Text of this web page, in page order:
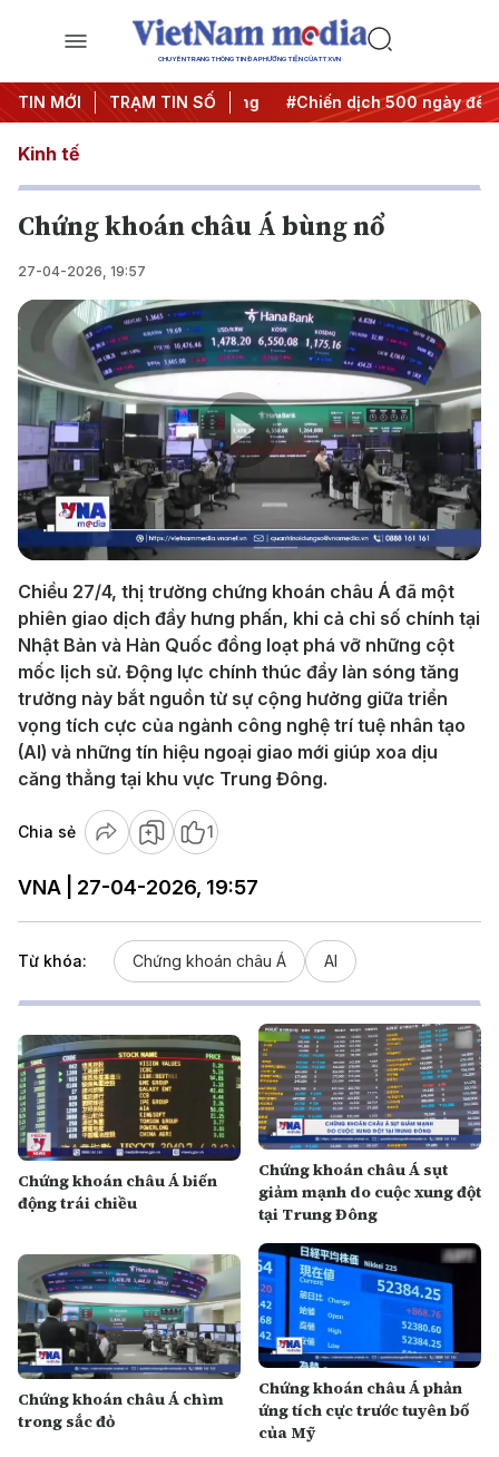
CHUYÊN TRANG THÔNG TIN ĐA PHƯƠNG TIỆN CỦA TTXVN
TIN MỚI TRẠM TIN SỐ
Nghị quyết thành hành động #Chiến dịch 500 ngày đêm
Kinh tế
Chứng khoán châu Á bùng nổ
27-04-2026, 19:57
Play
Video
Chiều 27/4, thị trường chứng khoán châu Á đã một
phiên giao dịch đầy hưng phấn, khi cả chỉ số chính tại
Nhật Bản và Hàn Quốc đồng loạt phá vỡ những cột
mốc lịch sử. Động lực chính thúc đẩy làn sóng tăng
trưởng này bắt nguồn từ sự cộng hưởng giữa triển
vọng tích cực của ngành công nghệ trí tuệ nhân tạo
(AI) và những tín hiệu ngoại giao mới giúp xoa dịu
căng thẳng tại khu vực Trung Đông.
Chia sẻ 1
VNA | 27-04-2026, 19:57
Từ khóa: Chứng khoán châu Á AI
Chứng khoán châu Á biến
động trái chiều
Chứng khoán châu Á sụt
giảm mạnh do cuộc xung đột
tại Trung Đông
Chứng khoán châu Á chìm
trong sắc đỏ
Chứng khoán châu Á phản
ứng tích cực trước tuyên bố
của Mỹ